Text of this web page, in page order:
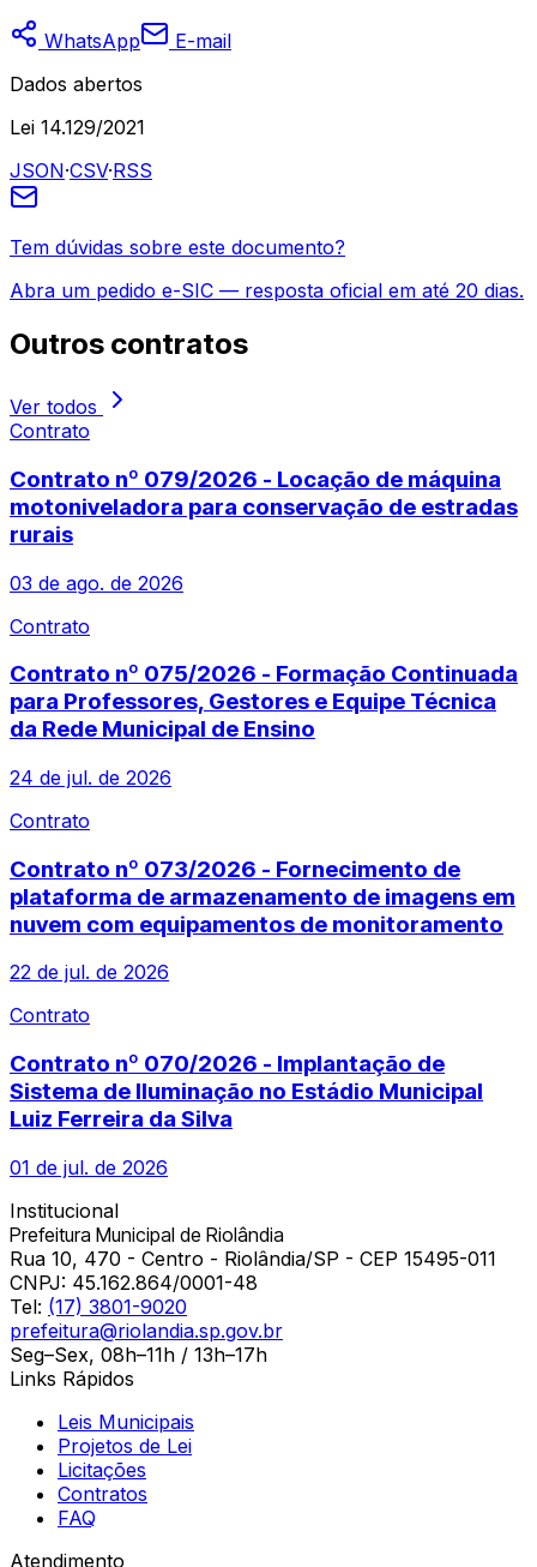
WhatsApp
E-mail
Dados abertos
Lei 14.129/2021
JSON·CSV·RSS
Tem dúvidas sobre este documento?
Abra um pedido e-SIC — resposta oficial em até 20 dias.
Outros contratos
Ver todos
Contrato
Contrato nº 079/2026 - Locação de máquina
motoniveladora para conservação de estradas
rurais
03 de ago. de 2026
Contrato
Contrato nº 075/2026 - Formação Continuada
para Professores, Gestores e Equipe Técnica
da Rede Municipal de Ensino
24 de jul. de 2026
Contrato
Contrato nº 073/2026 - Fornecimento de
plataforma de armazenamento de imagens em
nuvem com equipamentos de monitoramento
22 de jul. de 2026
Contrato
Contrato nº 070/2026 - Implantação de
Sistema de Iluminação no Estádio Municipal
Luiz Ferreira da Silva
01 de jul. de 2026
Institucional
Prefeitura Municipal de Riolândia
Rua 10, 470 - Centro - Riolândia/SP - CEP 15495-011
CNPJ: 45.162.864/0001-48
Tel: (17) 3801-9020
prefeitura@riolandia.sp.gov.br
Seg–Sex, 08h–11h / 13h–17h
Links Rápidos
Leis Municipais
Projetos de Lei
Licitações
Contratos
FAQ
Atendimento